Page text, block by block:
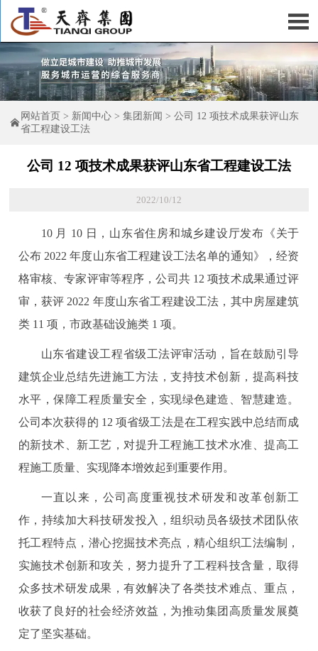


网站首页 > 新闻中心 > 集团新闻 > 公司 12 项技术成果获评山东
省工程建设工法
公司 12 项技术成果获评山东省工程建设工法
2022/10/12
10 月 10 日，山东省住房和城乡建设厅发布《关于
公布 2022 年度山东省工程建设工法名单的通知》，经资
格审核、专家评审等程序，公司共 12 项技术成果通过评
审，获评 2022 年度山东省工程建设工法，其中房屋建筑
类 11 项，市政基础设施类 1 项。
山东省建设工程省级工法评审活动，旨在鼓励引导
建筑企业总结先进施工方法，支持技术创新，提高科技
水平，保障工程质量安全，实现绿色建造、智慧建造。
公司本次获得的 12 项省级工法是在工程实践中总结而成
的新技术、新工艺，对提升工程施工技术水准、提高工
程施工质量、实现降本增效起到重要作用。
一直以来，公司高度重视技术研发和改革创新工
作，持续加大科技研发投入，组织动员各级技术团队依
托工程特点，潜心挖掘技术亮点，精心组织工法编制，
实施技术创新和攻关，努力提升了工程科技含量，取得
众多技术研发成果，有效解决了各类技术难点、重点，
收获了良好的社会经济效益，为推动集团高质量发展奠
定了坚实基础。